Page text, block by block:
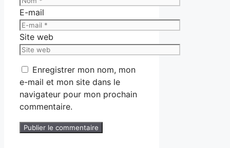
E-mail
Site web
Enregistrer mon nom, mon
e-mail et mon site dans le
navigateur pour mon prochain
commentaire.